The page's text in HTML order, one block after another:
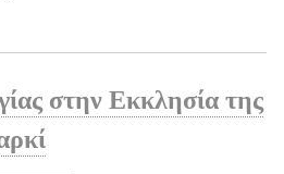
στην Εκκλησία της